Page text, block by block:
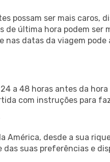
possam ser mais caros,
de última hora podem ser
datas da viagem
a 48 horas antes da
com instruções para
América, desde a sua
suas preferências e